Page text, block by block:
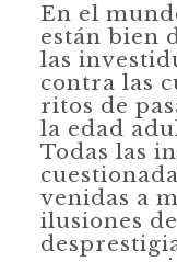
En el
están bien
las
contra las
ritos de
la edad
Todas las
venidas a
ilusiones